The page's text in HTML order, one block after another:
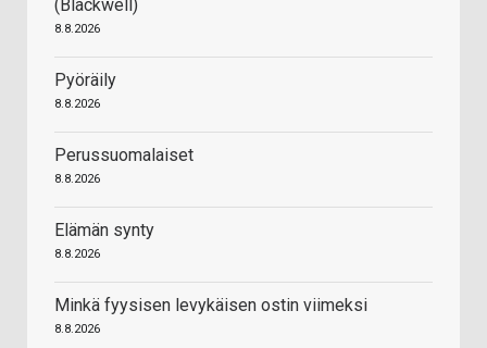
(Blackwell)
8.8.2026
Pyöräily
8.8.2026
Perussuomalaiset
8.8.2026
Elämän synty
8.8.2026
Minkä fyysisen levykäisen ostin viimeksi
8.8.2026